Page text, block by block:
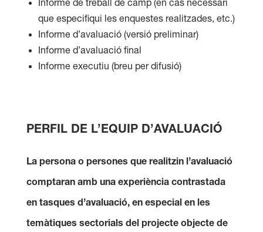
Informe de treball de camp (en cas necessari
que especifiqui les enquestes realitzades, etc.)
Informe d’avaluació (versió preliminar)
Informe d’avaluació final
Informe executiu (breu per difusió)
PERFIL DE L’EQUIP D’AVALUACIÓ
La persona o persones que realitzin l’avaluació
comptaran amb una experiència contrastada
en tasques d’avaluació, en especial en les
temàtiques sectorials del projecte objecte de